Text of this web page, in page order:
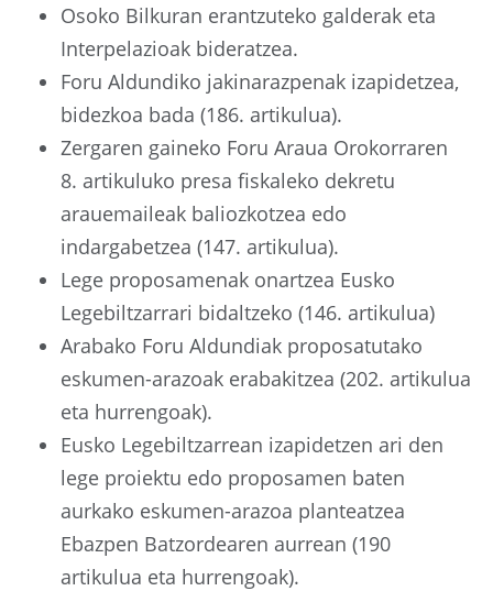
Osoko Bilkuran erantzuteko galderak eta
Interpelazioak bideratzea.
Foru Aldundiko jakinarazpenak izapidetzea,
bidezkoa bada (186. artikulua).
Zergaren gaineko Foru Araua Orokorraren
8. artikuluko presa fiskaleko dekretu
arauemaileak baliozkotzea edo
indargabetzea (147. artikulua).
Lege proposamenak onartzea Eusko
Legebiltzarrari bidaltzeko (146. artikulua)
Arabako Foru Aldundiak proposatutako
eskumen-arazoak erabakitzea (202. artikulua
eta hurrengoak).
Eusko Legebiltzarrean izapidetzen ari den
lege proiektu edo proposamen baten
aurkako eskumen-arazoa planteatzea
Ebazpen Batzordearen aurrean (190
artikulua eta hurrengoak).